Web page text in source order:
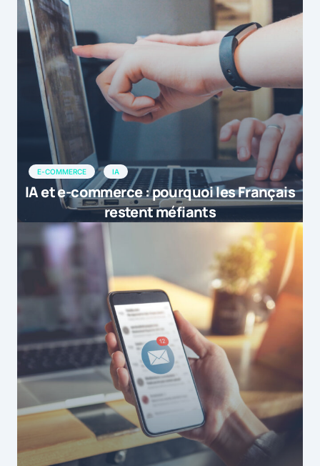
E-COMMERCE IA
IA et e-commerce : pourquoi les Français
restent méfiants